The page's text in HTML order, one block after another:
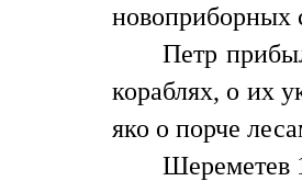
новоприборных
Петр
кораблях, о их
яко о порче
Шереметев